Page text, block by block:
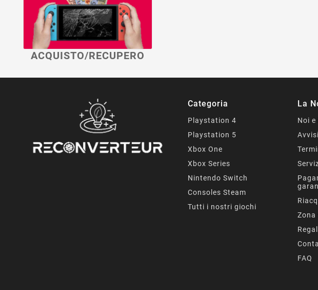
ACQUISTO/RECUPERO
Categoria
Playstation 4
Playstation 5
Xbox One
Xbox Series
Nintendo Switch
Consoles Steam
Tutti i nostri giochi
La
Noi
Zona
FAQ